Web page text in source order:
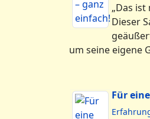
„Das
Dieser
um seine eigene
Für